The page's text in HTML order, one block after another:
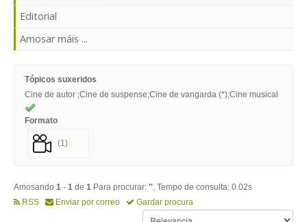
Editorial
Amosar máis ...
Tópicos suxeridos
Cine de autor ;Cine de suspense;Cine de vangarda (*);Cine musical
Formato
(1)
Amosando 1 - 1 de 1 Para procurar: '', Tempo de consulta: 0.02s
RSS
Enviar por correo Gardar procura